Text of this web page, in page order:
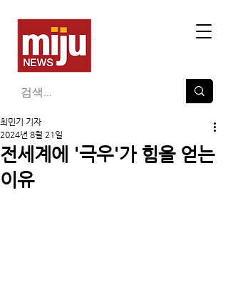
전세계에 '극우'가 힘을 얻는
이유
최민기 기자
2024년 8월 21일